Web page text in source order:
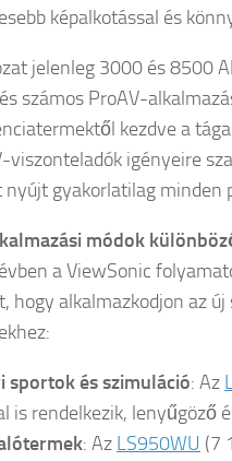
képalkotással és
jelenleg 3000 és 8500
számos ProAV-
kezdve a
viszonteladók igényeire
nyújt gyakorlatilag minden
módok
a ViewSonic
hogy alkalmazkodjon az új
sportok és szimuláció: Az
is rendelkezik, lenyűgöző
: Az LS950WU (7